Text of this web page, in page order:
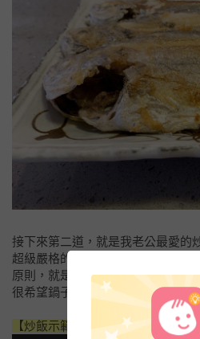
接下來第二道，就是我老公最愛的
超級嚴格的，太濕、不夠粒粒分
原則，就是要用隔夜飯，再來就是
很希望鍋子夠輕，不然翻鍋翻到最
【炒飯示範影片】